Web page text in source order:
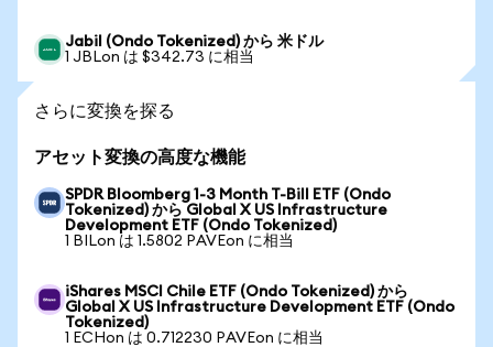
Jabil (Ondo Tokenized) から 米ドル
1 JBLon は $342.73 に相当
さらに変換を探る
アセット変換の高度な機能
SPDR Bloomberg 1-3 Month T-Bill ETF (Ondo
Tokenized) から Global X US Infrastructure
Development ETF (Ondo Tokenized)
1 BILon は 1.5802 PAVEon に相当
iShares MSCI Chile ETF (Ondo Tokenized) から
Global X US Infrastructure Development ETF (Ondo
Tokenized)
1 ECHon は 0.712230 PAVEon に相当